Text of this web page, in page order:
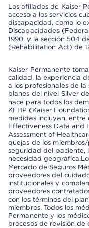
Los afiliados de Kaiser
acceso a los servicios
discapacidad, como lo
Discapacidades
1990, y la sección 504
(Rehabilitation Act) de
Kaiser Permanente
calidad, la experiencia
a los profesionales de
planes del nivel Silver
hace para todos los
KFHP (Kaiser
medidas incluyan,
Effectiveness Data and
Assessment of
quejas de los
seguridad del paciente,
necesidad
Mercado de Seguros
proveedores del
institucionales y
proveedores
con los términos del
miembros. Todos los
Permanente y los
procesos de revisión de